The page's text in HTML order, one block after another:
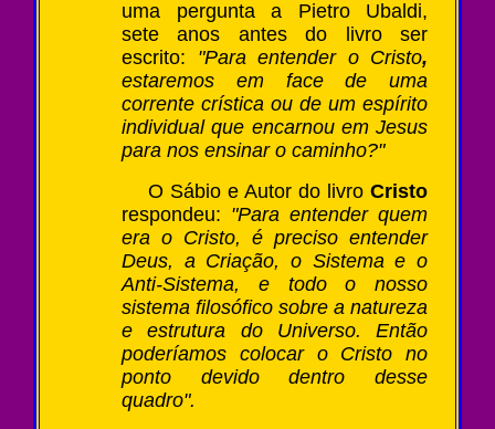
uma pergunta a Pietro Ubaldi,
sete anos antes do livro ser
escrito: "Para entender o Cristo,
estaremos em face de uma
corrente crística ou de um espírito
individual que encarnou em Jesus
para nos ensinar o caminho?"
O Sábio e Autor do livro Cristo
respondeu: "Para entender quem
era o Cristo, é preciso entender
Deus, a Criação, o Sistema e o
Anti-Sistema, e todo o nosso
sistema filosófico sobre a natureza
e estrutura do Universo. Então
poderíamos colocar o Cristo no
ponto devido dentro desse
quadro".